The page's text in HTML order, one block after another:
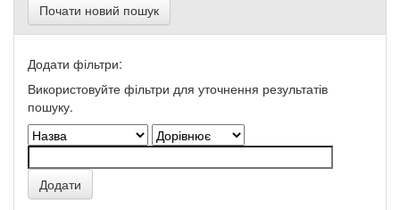
Почати новий пошук
Додати фільтри:
Використовуйте фільтри для уточнення результатів
пошуку.